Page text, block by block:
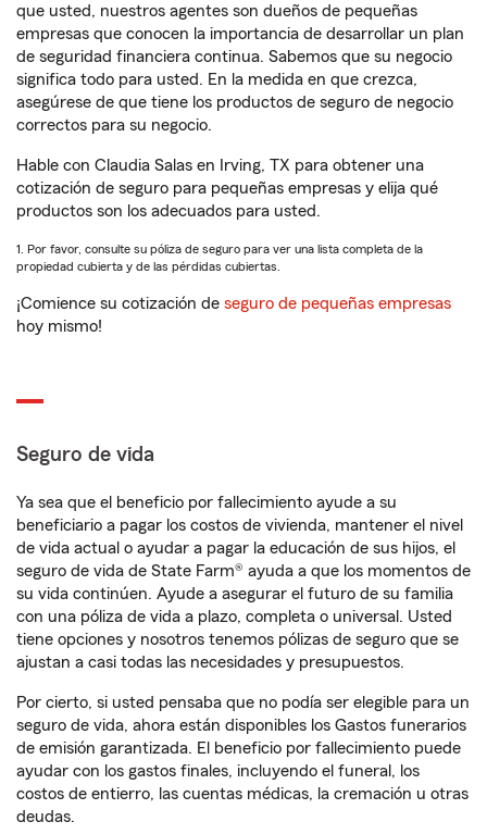
que usted, nuestros agentes son dueños de pequeñas
empresas que conocen la importancia de desarrollar un plan
de seguridad financiera continua. Sabemos que su negocio
significa todo para usted. En la medida en que crezca,
asegúrese de que tiene los productos de seguro de negocio
correctos para su negocio.
Hable con Claudia Salas en Irving, TX para obtener una
cotización de seguro para pequeñas empresas y elija qué
productos son los adecuados para usted.
1. Por favor, consulte su póliza de seguro para ver una lista completa de la
propiedad cubierta y de las pérdidas cubiertas.
¡Comience su cotización de seguro de pequeñas empresas
hoy mismo!
Seguro de vida
Ya sea que el beneficio por fallecimiento ayude a su
beneficiario a pagar los costos de vivienda, mantener el nivel
de vida actual o ayudar a pagar la educación de sus hijos, el
seguro de vida de State Farm® ayuda a que los momentos de
su vida continúen. Ayude a asegurar el futuro de su familia
con una póliza de vida a plazo, completa o universal. Usted
tiene opciones y nosotros tenemos pólizas de seguro que se
ajustan a casi todas las necesidades y presupuestos.
Por cierto, si usted pensaba que no podía ser elegible para un
seguro de vida, ahora están disponibles los Gastos funerarios
de emisión garantizada. El beneficio por fallecimiento puede
ayudar con los gastos finales, incluyendo el funeral, los
costos de entierro, las cuentas médicas, la cremación u otras
deudas.